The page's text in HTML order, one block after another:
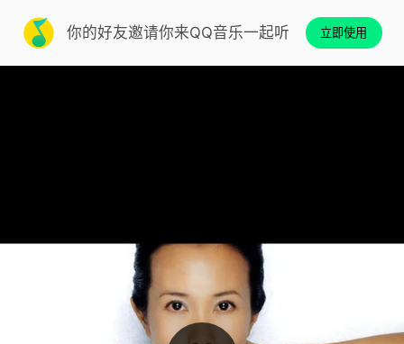
你的好友邀请你来QQ音乐一起听 立即使用